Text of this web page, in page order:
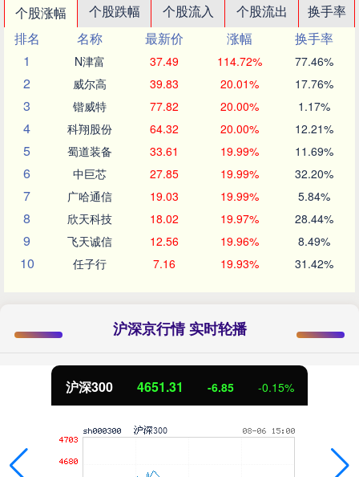
个股涨幅 个股跌幅 个股流入 个股流出
换手率
排名
名称 最新价 涨幅
换手率
1
N津富 37.49 114.72% 77.46%
2 威尔高 39.83 20.01% 17.76%
3 锴威特 77.82 20.00% 1.17%
4 科翔股份 64.32 20.00% 12.21%
5 蜀道装备 33.61 19.99% 11.69%
6 中巨芯 27.85 19.99% 32.20%
7 广哈通信 19.03 19.99% 5.84%
8 欣天科技 18.02 19.97% 28.44%
9 飞天诚信 12.56 19.96% 8.49%
10 任子行 7.16 19.93% 31.42%
沪深京行情 实时轮播
沪深300 4651.31 -6.85 -0.15%